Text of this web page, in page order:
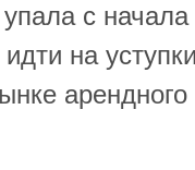
с начала
на